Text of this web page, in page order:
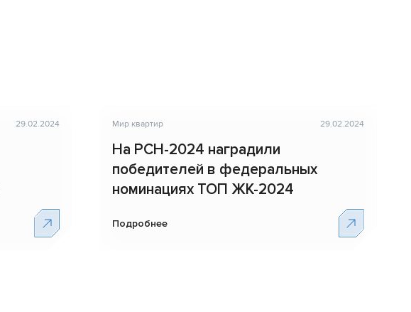
29.02.2024 Мир квартир 29.02.2024
На РСН-2024 наградили
победителей в федеральных
номинациях ТОП ЖК-2024
Подробнее